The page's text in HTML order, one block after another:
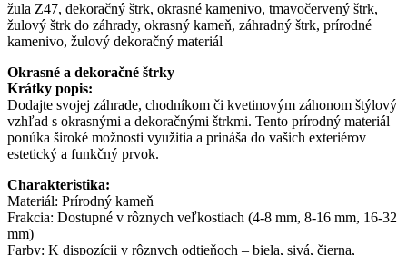
žula Z47, dekoračný štrk, okrasné kamenivo, tmavočervený štrk,
žulový štrk do záhrady, okrasný kameň, záhradný štrk, prírodné
kamenivo, žulový dekoračný materiál
Okrasné a dekoračné štrky
Krátky popis:
Dodajte svojej záhrade, chodníkom či kvetinovým záhonom štýlový
vzhľad s okrasnými a dekoračnými štrkmi. Tento prírodný materiál
ponúka široké možnosti využitia a prináša do vašich exteriérov
estetický a funkčný prvok.
Charakteristika:
Materiál: Prírodný kameň
Frakcia: Dostupné v rôznych veľkostiach (4-8 mm, 8-16 mm, 16-32
mm)
Farby: K dispozícii v rôznych odtieňoch – biela, sivá, čierna,